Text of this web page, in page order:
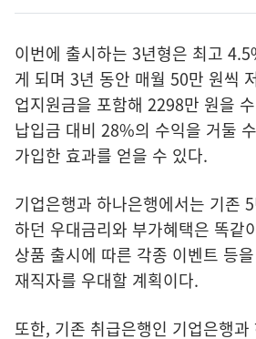
이번에 출시하는 3년형은 최고
게 되며 3년 동안 매월 50만 원씩
업지원금을 포함해 2298만 원을
납입금 대비 28%의 수익을 거둘
가입한 효과를 얻을 수 있다.
기업은행과 하나은행에서는 기존
하던 우대금리와 부가혜택은 똑같
상품 출시에 따른 각종 이벤트 등
재직자를 우대할 계획이다.
또한, 기존 취급은행인 기업은행